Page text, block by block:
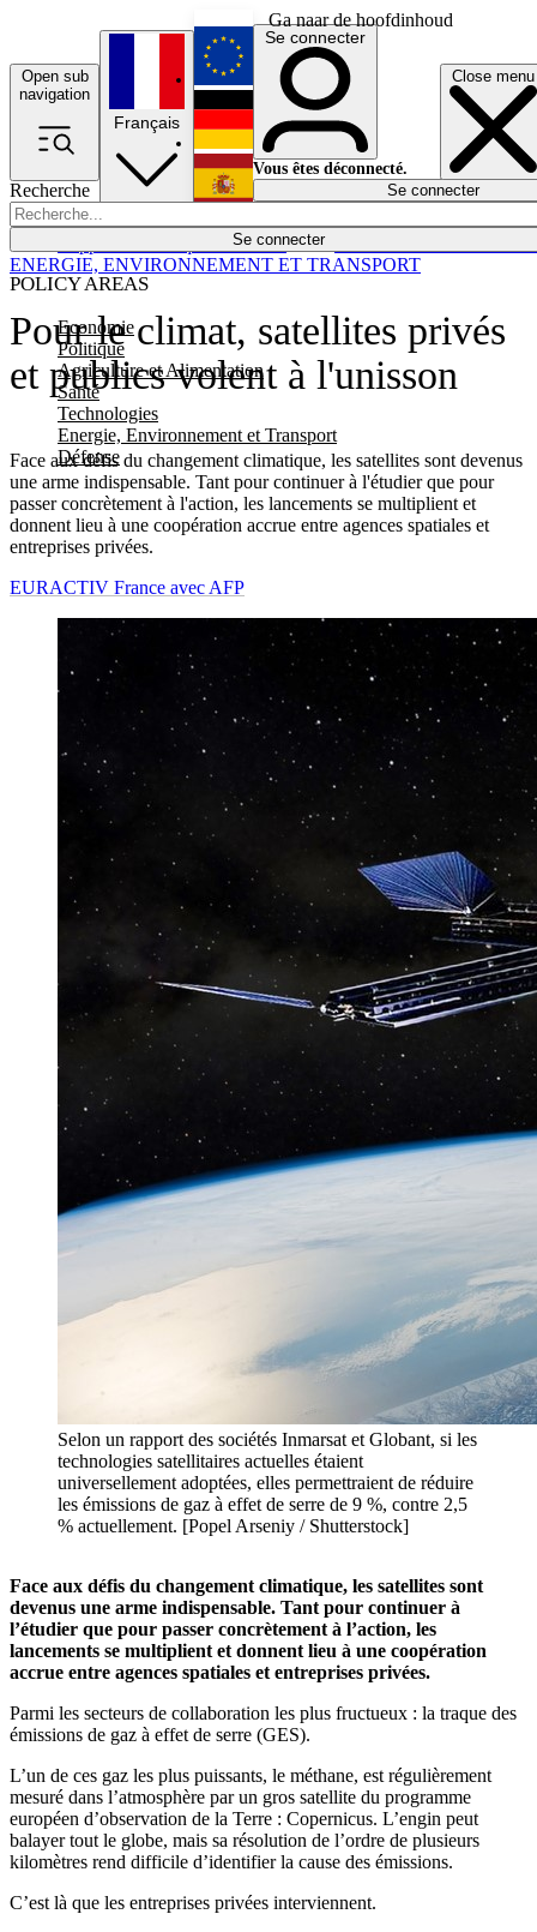
Ga naar de hoofdinhoud
Open sub
navigation
Close menu
Recherche
Se connecter
POLICY AREAS
Economie
Politique
Agriculture et Alimentation
Santé
Technologies
Energie, Environnement et Transport
Défense
Économie
Français
English
Deutsch
Español
Se connecter
Vous êtes déconnecté.
Se connecter
Pour le climat, satellites privés
et publics volent à l'unisson
Face aux défis du changement climatique, les satellites sont devenus
une arme indispensable. Tant pour continuer à l'étudier que pour
passer concrètement à l'action, les lancements se multiplient et
donnent lieu à une coopération accrue entre agences spatiales et
entreprises privées.
ENERGIE, ENVIRONNEMENT ET TRANSPORT
EURACTIV France avec AFP
Selon un rapport des sociétés Inmarsat et Globant, si les
technologies satellitaires actuelles étaient
universellement adoptées, elles permettraient de réduire
les émissions de gaz à effet de serre de 9 %, contre 2,5
% actuellement. [Popel Arseniy / Shutterstock]
Face aux défis du changement climatique, les satellites sont
devenus une arme indispensable. Tant pour continuer à
l’étudier que pour passer concrètement à l’action, les
lancements se multiplient et donnent lieu à une coopération
accrue entre agences spatiales et entreprises privées.
Parmi les secteurs de collaboration les plus fructueux : la traque des
émissions de gaz à effet de serre (GES).
L’un de ces gaz les plus puissants, le méthane, est régulièrement
mesuré dans l’atmosphère par un gros satellite du programme
européen d’observation de la Terre : Copernicus. L’engin peut
balayer tout le globe, mais sa résolution de l’ordre de plusieurs
kilomètres rend difficile d’identifier la cause des émissions.
C’est là que les entreprises privées interviennent.